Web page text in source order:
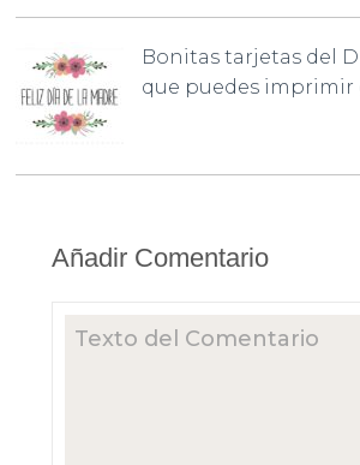
Bonitas tarjetas del
que puedes imprimir
Añadir Comentario